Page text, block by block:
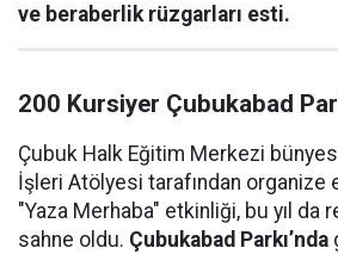
ve beraberlik rüzgarları esti.
200 Kursiyer Çubukabad
Çubuk Halk Eğitim Merkezi
İşleri Atölyesi tarafından organize
"Yaza Merhaba" etkinliği, bu yıl da
sahne oldu. Çubukabad Parkı’nda